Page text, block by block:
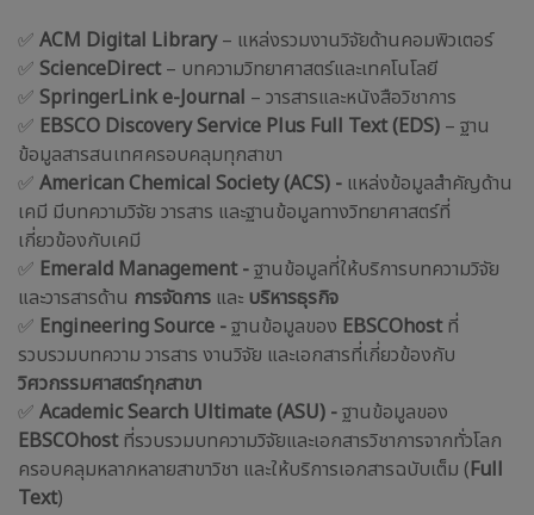
✅ ACM Digital Library– แหล่งรวมงานวิจัยด้านคอมพิวเตอร์
✅ ScienceDirect– บทความวิทยาศาสตร์และเทคโนโลยี
✅ SpringerLink e-Journal – วารสารและหนังสือวิชาการ
✅ EBSCO Discovery Service Plus Full Text (EDS) – ฐาน
ข้อมูลสารสนเทศครอบคลุมทุกสาขา
✅ American Chemical Society (ACS) - แหล่งข้อมูลสำคัญด้าน
เคมี มีบทความวิจัย วารสาร และฐานข้อมูลทางวิทยาศาสตร์ที่
เกี่ยวข้องกับเคมี
✅ Emerald Management-ฐานข้อมูลที่ให้บริการบทความวิจัย
และวารสารด้าน การจัดการ และ บริหารธุรกิจ
✅ Engineering Source -ฐานข้อมูลของ EBSCOhostที่
รวบรวมบทความ วารสาร งานวิจัย และเอกสารที่เกี่ยวข้องกับ
วิศวกรรมศาสตร์ทุกสาขา
✅ Academic Search Ultimate (ASU) -ฐานข้อมูลของ
EBSCOhostที่รวบรวมบทความวิจัยและเอกสารวิชาการจากทั่วโลก
ครอบคลุมหลากหลายสาขาวิชา และให้บริการเอกสารฉบับเต็ม (Full
Text)